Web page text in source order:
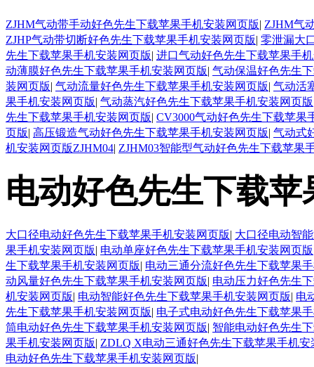
ZJHM气动带手动好色先生下载苹果手机安装网页版| ZJHM气
ZJHP气动带切断好色先生下载苹果手机安装网页版| 零泄漏大
先生下载苹果手机安装网页版| 进口气动好色先生下载苹果手
动薄膜好色先生下载苹果手机安装网页版| 气动保温好色先生
装网页版| 气动流量好色先生下载苹果手机安装网页版| 气动活
果手机安装网页版| 气动蒸汽好色先生下载苹果手机安装网页版
先生下载苹果手机安装网页版| CV3000气动好色先生下载苹果
页版| 高压锻造气动好色先生下载苹果手机安装网页版| 气动式
机安装网页版ZJHM04| ZJHM03智能型气动好色先生下载苹果
电动好色先生下载
大口径电动好色先生下载苹果手机安装网页版| 大口径电动智
果手机安装网页版| 电动单座好色先生下载苹果手机安装网页版
生下载苹果手机安装网页版| 电动三通分流好色先生下载苹果
动风量好色先生下载苹果手机安装网页版| 电动压力好色先生
机安装网页版| 电动智能好色先生下载苹果手机安装网页版| 电
先生下载苹果手机安装网页版| 电子式电动好色先生下载苹果
筒电动好色先生下载苹果手机安装网页版| 智能电动好色先生
果手机安装网页版| ZDLQ X电动三通好色先生下载苹果手机安
电动好色先生下载苹果手机安装网页版|